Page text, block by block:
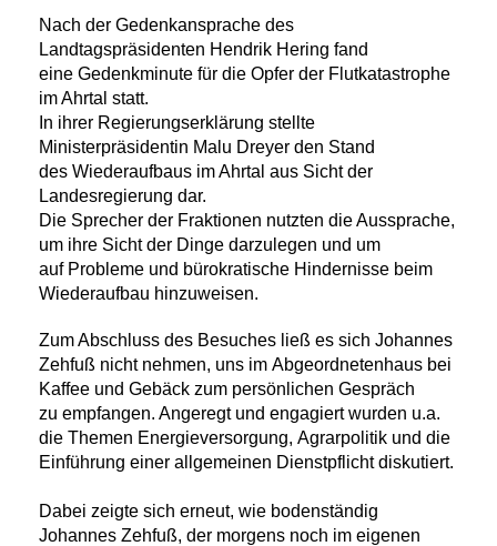
Nach der Gedenkansprache des
Landtagspräsidenten Hendrik Hering fand
eine Gedenkminute für die Opfer der Flutkatastrophe
im Ahrtal statt.
In ihrer Regierungserklärung stellte
Ministerpräsidentin Malu Dreyer den Stand
des Wiederaufbaus im Ahrtal aus Sicht der
Landesregierung dar.
Die Sprecher der Fraktionen nutzten die Aussprache,
um ihre Sicht der Dinge darzulegen und um
auf Probleme und bürokratische Hindernisse beim
Wiederaufbau hinzuweisen.
Zum Abschluss des Besuches ließ es sich Johannes
Zehfuß nicht nehmen, uns im Abgeordnetenhaus bei
Kaffee und Gebäck zum persönlichen Gespräch
zu empfangen. Angeregt und engagiert wurden u.a.
die Themen Energieversorgung, Agrarpolitik und die
Einführung einer allgemeinen Dienstpflicht diskutiert.
Dabei zeigte sich erneut, wie bodenständig
Johannes Zehfuß, der morgens noch im eigenen